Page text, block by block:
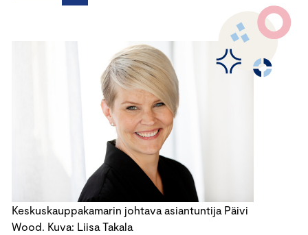
Keskuskauppakamarin johtava asiantuntija Päivi
Wood. Kuva: Liisa Takala